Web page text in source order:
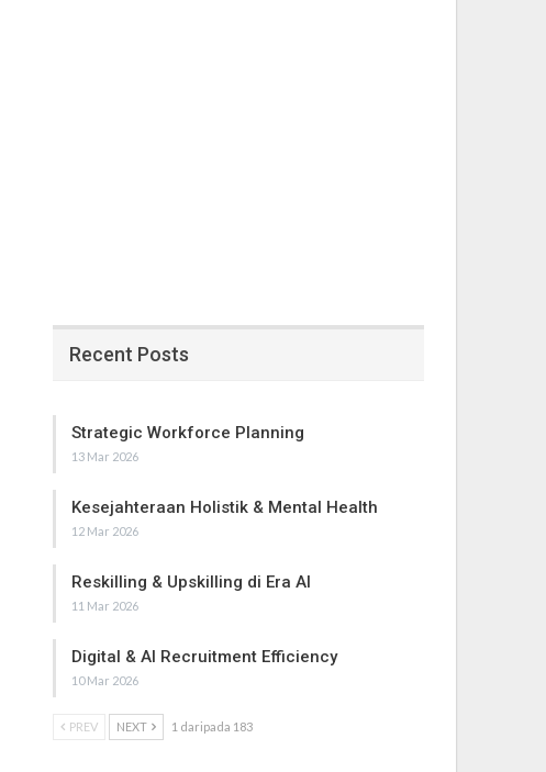
Recent Posts
Strategic Workforce Planning
13 Mar 2026
Kesejahteraan Holistik & Mental Health
12 Mar 2026
Reskilling & Upskilling di Era AI
11 Mar 2026
Digital & AI Recruitment Efficiency
10 Mar 2026
PREV NEXT 1 daripada 183